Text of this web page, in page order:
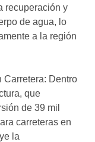
recuperación y
de agua, lo
a la región
que
de 39 mil
carreteras en
la